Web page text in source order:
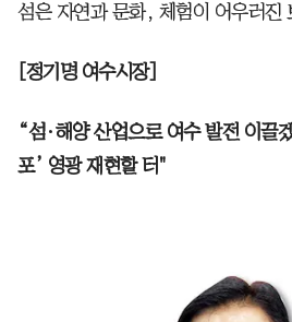
섬은 자연과 문화, 체험이 어우러진
[정기명 여수시장]
“섬·해양 산업으로 여수 발전 이끌
포’ 영광 재현할 터"